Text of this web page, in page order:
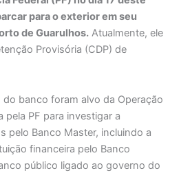
para o exterior em seu
de Guarulhos. Atualmente, ele
Provisória (CDP) de
banco foram alvo da Operação
pela PF para investigar a
pelo Banco Master, incluindo a
financeira pelo Banco
público ligado ao governo do